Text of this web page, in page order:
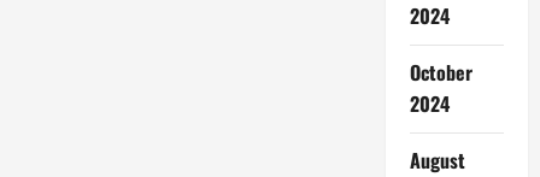
2024
October
2024
August